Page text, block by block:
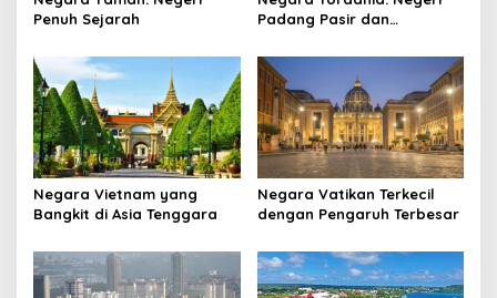
Penuh Sejarah
Padang Pasir dan
Negara Vietnam yang
Bangkit di Asia Tenggara
Negara Vatikan Terkecil
dengan Pengaruh Terbesar